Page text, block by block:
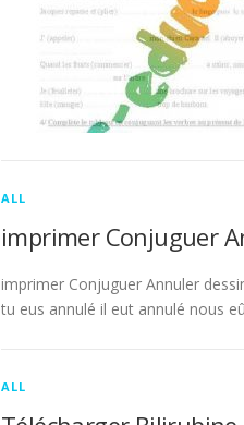
ALL
imprimer Conjuguer
imprimer Conjuguer Annuler
tu eus annulé il eut annulé nous
ALL